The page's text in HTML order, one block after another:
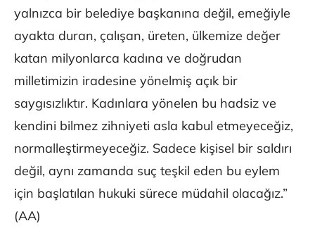
yalnızca bir belediye başkanına değil, emeğiyle
ayakta duran, çalışan, üreten, ülkemize değer
katan milyonlarca kadına ve doğrudan
milletimizin iradesine yönelmiş açık bir
saygısızlıktır. Kadınlara yönelen bu hadsiz ve
kendini bilmez zihniyeti asla kabul etmeyeceğiz,
normalleştirmeyeceğiz. Sadece kişisel bir saldırı
değil, aynı zamanda suç teşkil eden bu eylem
için başlatılan hukuki sürece müdahil olacağız.”
(AA)